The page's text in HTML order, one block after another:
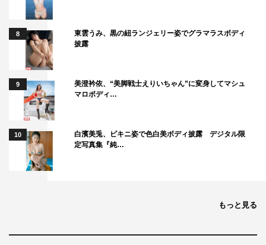
8
東雲うみ、黒の紐ランジェリー姿でグラマラスボディ
披露
9
美澄衿依、“美脚戦士えりいちゃん”に変身してマシュ
マロボディ…
10
白濱美兎、ビキニ姿で色白美ボディ披露 デジタル限
定写真集『純…
もっと見る